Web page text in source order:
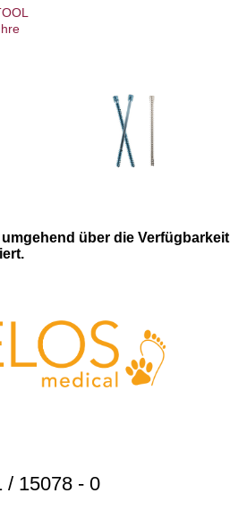
über die Verfügbarkeit
15078 - 0